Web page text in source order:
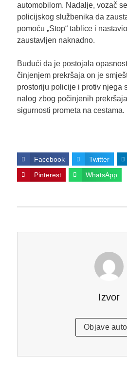
automobilom. Nadalje, vozač
policijskog službenika da
pomoću „Stop“ tablice i
zaustavljen naknadno.
Budući da je postojala
činjenjem prekršaja on je
prostoriju policije i protiv njega
nalog zbog počinjenih
sigurnosti prometa na cestama.
Facebook Twitter
Pinterest WhatsApp
Izvor
Objave